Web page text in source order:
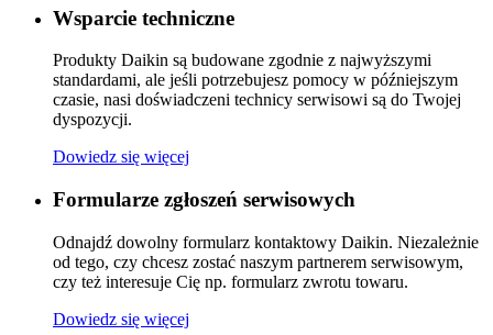
Wsparcie techniczne
Produkty Daikin są budowane zgodnie z najwyższymi
standardami, ale jeśli potrzebujesz pomocy w późniejszym
czasie, nasi doświadczeni technicy serwisowi są do Twojej
dyspozycji.
Dowiedz się więcej
Formularze zgłoszeń serwisowych
Odnajdź dowolny formularz kontaktowy Daikin. Niezależnie
od tego, czy chcesz zostać naszym partnerem serwisowym,
czy też interesuje Cię np. formularz zwrotu towaru.
Dowiedz się więcej